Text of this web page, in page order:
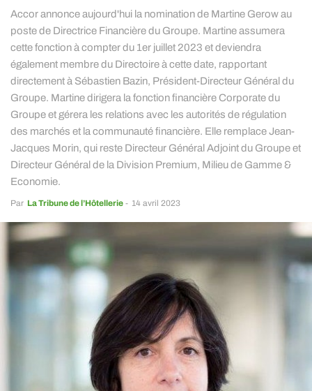
Accor annonce aujourd'hui la nomination de Martine Gerow au
poste de Directrice Financière du Groupe. Martine assumera
cette fonction à compter du 1er juillet 2023 et deviendra
également membre du Directoire à cette date, rapportant
directement à Sébastien Bazin, Président-Directeur Général du
Groupe. Martine dirigera la fonction financière Corporate du
Groupe et gérera les relations avec les autorités de régulation
des marchés et la communauté financière. Elle remplace Jean-
Jacques Morin, qui reste Directeur Général Adjoint du Groupe et
Directeur Général de la Division Premium, Milieu de Gamme &
Economie.
Par La Tribune de l’Hôtellerie - 14 avril 2023